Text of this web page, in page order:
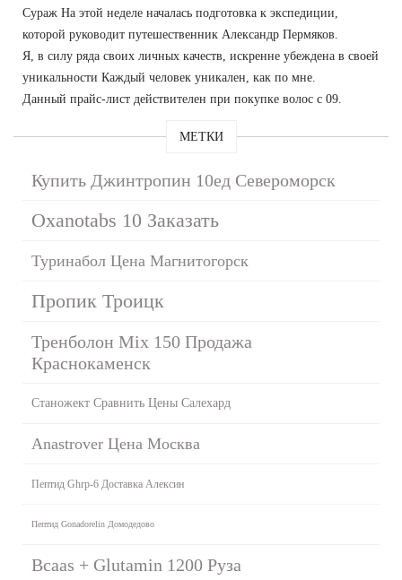
Сураж На этой неделе началась подготовка к экспедиции,
которой руководит путешественник Александр Пермяков.
Я, в силу ряда своих личных качеств, искренне убеждена в своей
уникальности Каждый человек уникален, как по мне.
Данный прайс-лист действителен при покупке волос с 09.
МЕТКИ
Купить Джинтропин 10ед Североморск
Oxanotabs 10 Заказать
Туринабол Цена Магнитогорск
Пропик Троицк
Тренболон Mix 150 Продажа
Краснокаменск
Станожект Сравнить Цены Салехард
Anastrover Цена Москва
Пептид Ghrp-6 Доставка Алексин
Пептид Gonadorelin Домодедово
Bcaas + Glutamin 1200 Руза